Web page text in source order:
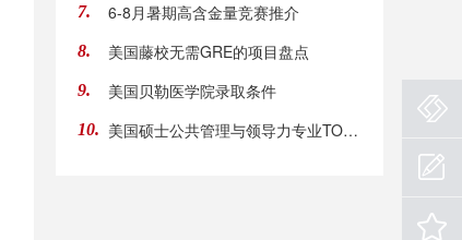
7. 6-8月暑期高含金量竞赛推介
8. 美国藤校无需GRE的项目盘点
9. 美国贝勒医学院录取条件
10. 美国硕士公共管理与领导力专业TOP10高校